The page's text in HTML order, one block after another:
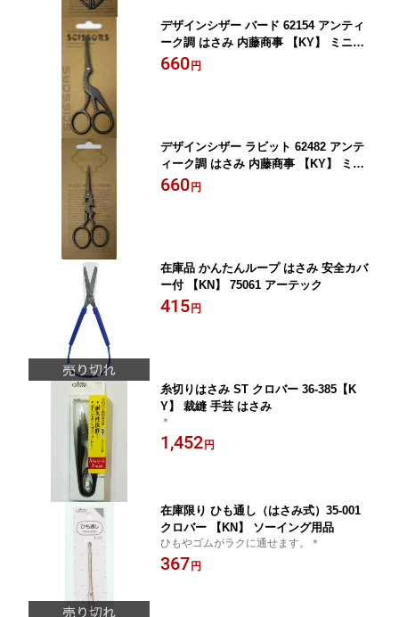
デザインシザー バード 62154 アンティ
ーク調 はさみ 内藤商事 【KY】 ミニシ
ザー ミニはさみ
660 円
デザインシザー ラビット 62482 アンテ
ィーク調 はさみ 内藤商事 【KY】 ミニ
シザー ミニはさみ
660 円
在庫品 かんたんループ はさみ 安全カバ
ー付 【KN】 75061 アーテック
415 円
糸切りはさみ ST クロバー 36-385【K
Y】 裁縫 手芸 はさみ
＊
1,452 円
在庫限り ひも通し（はさみ式）35-001
クロバー 【KN】 ソーイング用品
ひもやゴムがラクに通せます。＊
367 円